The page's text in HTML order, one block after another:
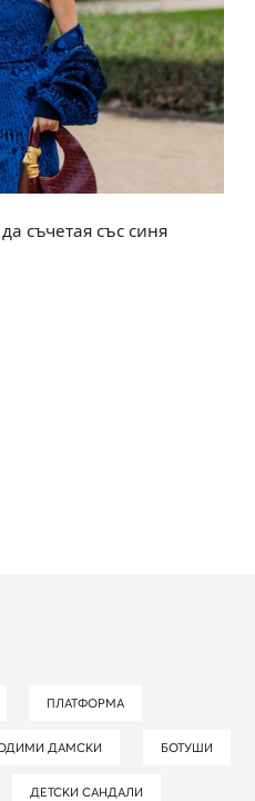
съчетая със синя
ПЛАТФОРМА
ДАМСКИ БОТУШИ
ДЕТСКИ САНДАЛИ